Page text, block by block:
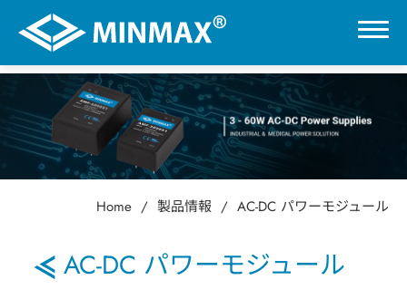
Home 製品情報 AC-DC パワーモジュール
AC-DC パワーモジュール
0
VR展示ホール
DC-DCコンバータ